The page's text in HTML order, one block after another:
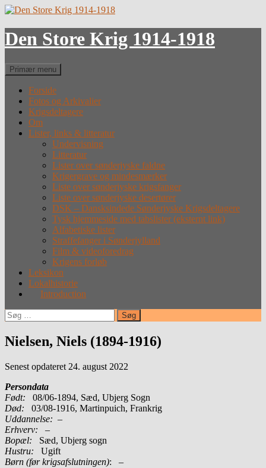
Hop
indhold
Den Store Krig 1914-1918
Søg
Primær menu
Forside
Fotos og Arkivalier
Krigsdeltagere
Om
Lister, links & litteratur
Undervisning
Litteratur
Lister over sønderjyske faldne
Krigergrave og mindesmærker
Liste over sønderjyske krigsfanger
Liste over sønderjyske desertører
DSK – Dansksindede Sønderjyske Krigsdeltagere
Tysk hjemmeside med tabslister (eksternt link)
Alfabetiske lister
Straffefanger i Sønderjylland
Film & videoforedrag
Krigens forløb
Leksikon
Lokalhistorie
Introduction
Søg
efter:
Nielsen, Niels (1894-1916)
Senest opdateret 24. august 2022
Persondata
Født: 08/06-1894, Sæd, Ubjerg Sogn
Død: 03/08-1916, Martinpuich, Frankrig
Uddannelse: –
Erhverv: –
Bopæl: Sæd, Ubjerg sogn
Hustru: Ugift
Børn (før krigsafslutningen): –